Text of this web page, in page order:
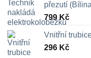
přezutí
799Kč
Vnitřní
296 Kč